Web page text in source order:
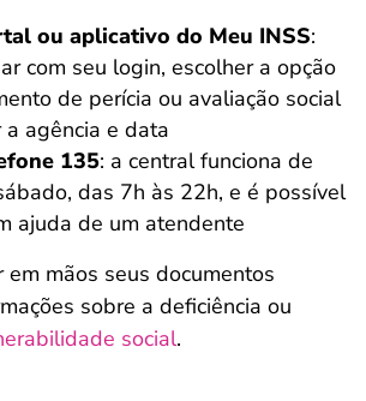
ou aplicativo do Meu INSS:
com seu login, escolher a opção
de perícia ou avaliação social
a agência e data
135: a central funciona de
das 7h às 22h, e é possível
ajuda de um atendente
mãos seus documentos
sobre a deficiência ou
social.